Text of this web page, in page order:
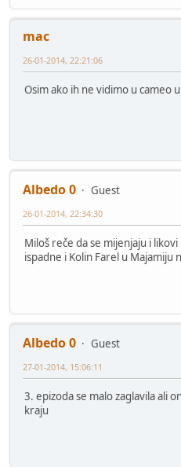
mac
26-01-2014, 22:21:06
Osim ako ih ne vidimo u cameo
Albedo 0
Guest
26-01-2014, 22:34:30
Miloš reče da se mijenjaju i
ispadne i Kolin Farel u Majamiju
Albedo 0
Guest
27-01-2014, 15:06:11
3. epizoda se malo zaglavila ali
kraju